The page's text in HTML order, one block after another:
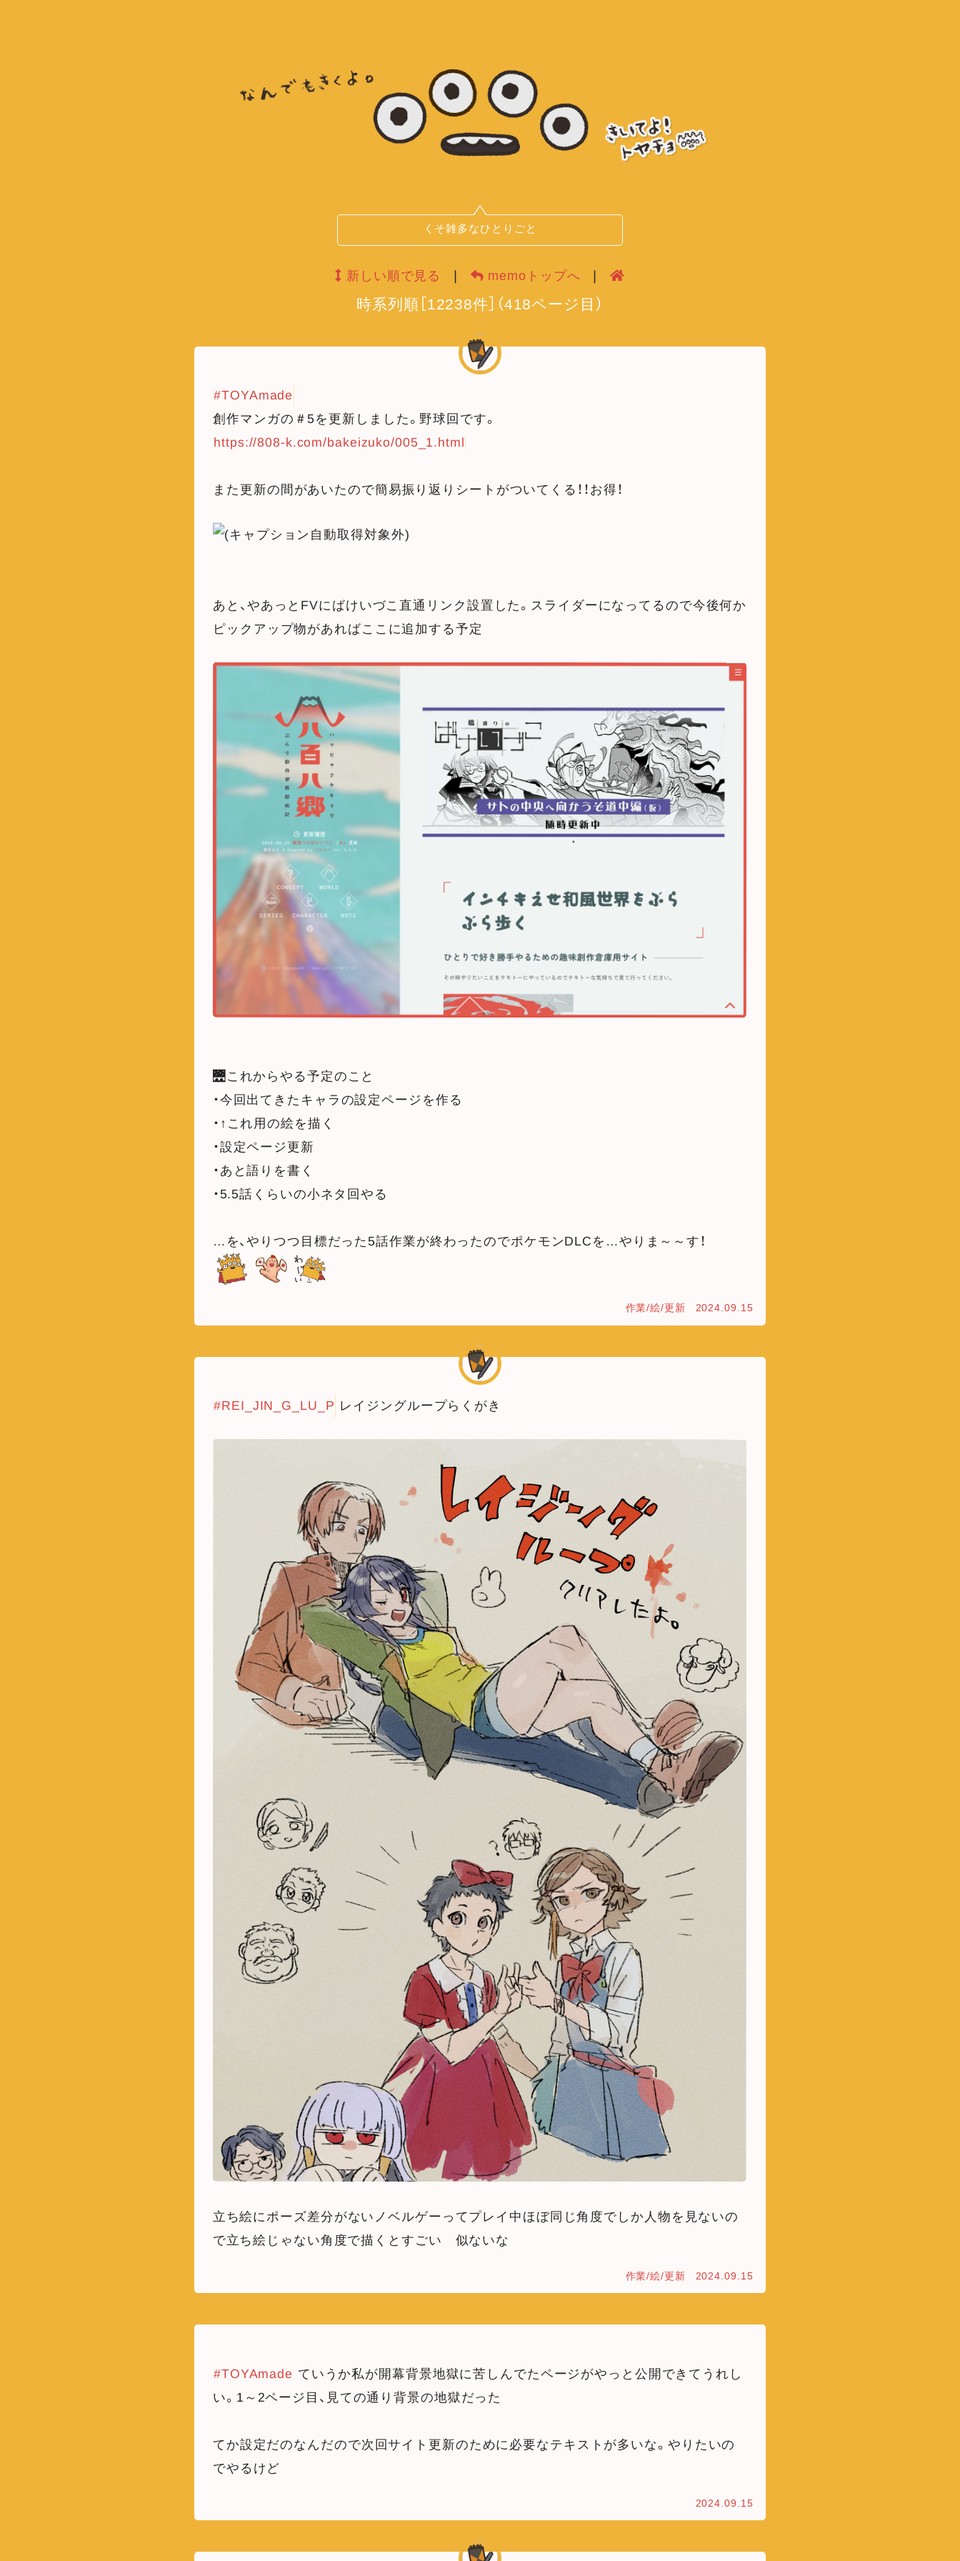
くそ雑多なひとりごと
新しい順で見る ❘ memoトップへ ❘
時系列順 12238件］ （418ページ目）
#TOYAmade
創作マンガの＃5を更新しました。野球回です。
https://808-k.com/bakeizuko/005_1.html
また更新の間があいたので簡易振り返りシートがついてくる！！お得！
あと、やあっとFVにばけいづこ直通リンク設置した。スライダーになってるので今後何か
ピックアップ物があればここに追加する予定
🌉これからやる予定のこと
・今回出てきたキャラの設定ページを作る
・↑これ用の絵を描く
・設定ページ更新
・あと語りを書く
・5.5話くらいの小ネタ回やる
…を、やりつつ目標だった5話作業が終わったのでポケモンDLCを…やりま～～す！
作業/絵/更新 2024.09.15
#REI_JIN_G_LU_P レイジングループらくがき
立ち絵にポーズ差分がないノベルゲーってプレイ中ほぼ同じ角度でしか人物を見ないの
で立ち絵じゃない角度で描くとすごい 似ないな
作業/絵/更新 2024.09.15
#TOYAmade ていうか私が開幕背景地獄に苦しんでたページがやっと公開できてうれし
い。1～2ページ目、見ての通り背景の地獄だった
てか設定だのなんだので次回サイト更新のために必要なテキストが多いな。やりたいの
でやるけど
2024.09.15